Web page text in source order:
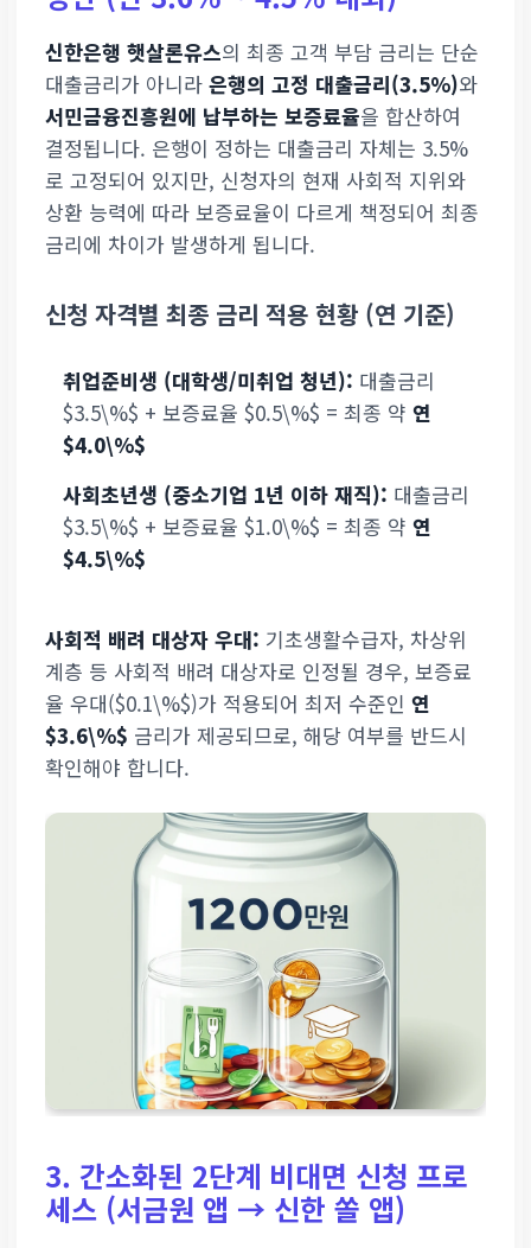
신한은행 햇살론유스의 최종 고객 부담 금리는 단순
대출금리가 아니라은행의 고정 대출금리(3.5%)와
서민금융진흥원에 납부하는 보증료율을 합산하여
결정됩니다. 은행이 정하는 대출금리 자체는 3.5%
로 고정되어 있지만, 신청자의 현재 사회적 지위와
상환 능력에 따라 보증료율이 다르게 책정되어 최종
금리에 차이가 발생하게 됩니다.
신청 자격별 최종 금리 적용 현황 (연 기준)
취업준비생 (대학생/미취업 청년): 대출금리
$3.5\%$ + 보증료율 $0.5\%$ = 최종 약연
$4.0\%$
사회초년생 (중소기업 1년 이하 재직): 대출금리
$3.5\%$ + 보증료율 $1.0\%$ = 최종 약연
$4.5\%$
사회적 배려 대상자 우대: 기초생활수급자, 차상위
계층 등 사회적 배려 대상자로 인정될 경우, 보증료
율 우대($0.1\%$)가 적용되어 최저 수준인연
$3.6\%$ 금리가 제공되므로, 해당 여부를 반드시
확인해야 합니다.
3. 간소화된 2단계 비대면 신청 프로
세스 (서금원 앱 → 신한 쏠 앱)